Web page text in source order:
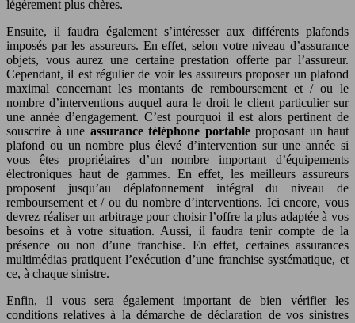
légèrement plus chères.
Ensuite, il faudra également s’intéresser aux différents plafonds
imposés par les assureurs. En effet, selon votre niveau d’assurance
objets, vous aurez une certaine prestation offerte par l’assureur.
Cependant, il est régulier de voir les assureurs proposer un plafond
maximal concernant les montants de remboursement et / ou le
nombre d’interventions auquel aura le droit le client particulier sur
une année d’engagement. C’est pourquoi il est alors pertinent de
souscrire à une assurance téléphone portableproposant un haut
plafond ou un nombre plus élevé d’intervention sur une année si
vous êtes propriétaires d’un nombre important d’équipements
électroniques haut de gammes. En effet, les meilleurs assureurs
proposent jusqu’au déplafonnement intégral du niveau de
remboursement et / ou du nombre d’interventions. Ici encore, vous
devrez réaliser un arbitrage pour choisir l’offre la plus adaptée à vos
besoins et à votre situation. Aussi, il faudra tenir compte de la
présence ou non d’une franchise. En effet, certaines assurances
multimédias pratiquent l’exécution d’une franchise systématique, et
ce, à chaque sinistre.
Enfin, il vous sera également important de bien vérifier les
conditions relatives à la démarche de déclaration de vos sinistres